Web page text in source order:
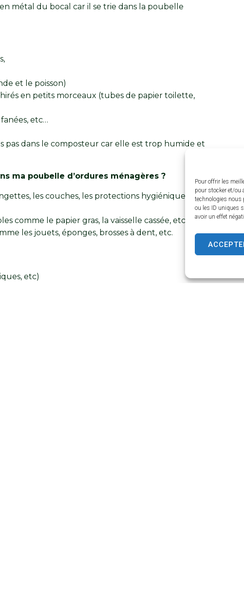
Pour offrir les
pour stocker et/ou
technologies nous
ou les ID uniques
avoir un effet
métal du bocal car il se trie dans la poubelle
et le poisson)
en petits morceaux (tubes de papier toilette,
etc…
pas dans le composteur car elle est trop humide et
ma poubelle d’ordures ménagères ?
les couches, les protections hygiéniques,
comme le papier gras, la vaisselle cassée, etc,
les jouets, éponges, brosses à dent, etc.
etc)